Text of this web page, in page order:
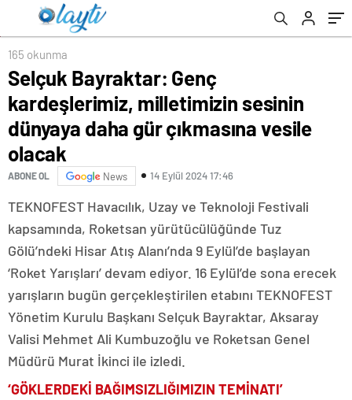
çıkmasına vesile olacak
165 okunma
Selçuk Bayraktar: Genç
kardeşlerimiz, milletimizin sesinin
dünyaya daha gür çıkmasına vesile
olacak
ABONE OL News 14 Eylül 2024 17:46
TEKNOFEST Havacılık, Uzay ve Teknoloji Festivali
kapsamında, Roketsan yürütücülüğünde Tuz
Gölü’ndeki Hisar Atış Alanı’nda 9 Eylül’de başlayan
‘Roket Yarışları’ devam ediyor. 16 Eylül’de sona erecek
yarışların bugün gerçekleştirilen etabını TEKNOFEST
Yönetim Kurulu Başkanı Selçuk Bayraktar, Aksaray
Valisi Mehmet Ali Kumbuzoğlu ve Roketsan Genel
Müdürü Murat İkinci ile izledi.
‘GÖKLERDEKİ BAĞIMSIZLIĞIMIZIN TEMİNATI’
Müstehcenlik suçundan gözaltına alınmıştı